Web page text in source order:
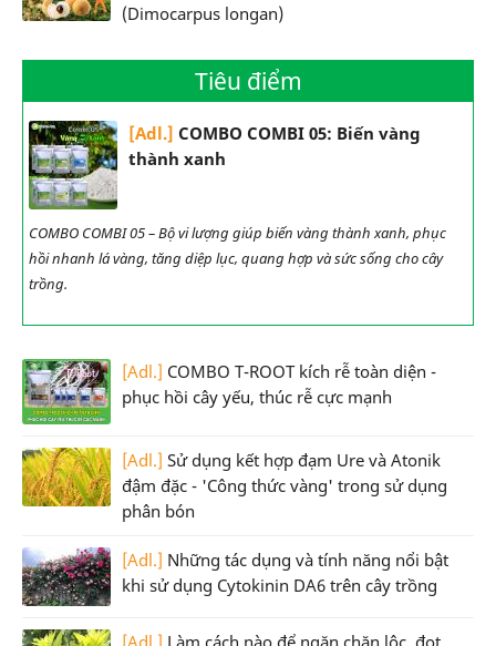
(Dimocarpus longan)
Tiêu điểm
[Adl.] COMBO COMBI 05: Biến vàng
thành xanh
COMBO COMBI 05 – Bộ vi lượng giúp biến vàng thành xanh, phục
hồi nhanh lá vàng, tăng diệp lục, quang hợp và sức sống cho cây
trồng.
[Adl.] COMBO T-ROOT kích rễ toàn diện -
phục hồi cây yếu, thúc rễ cực mạnh
[Adl.] Sử dụng kết hợp đạm Ure và Atonik
đậm đặc - 'Công thức vàng' trong sử dụng
phân bón
[Adl.] Những tác dụng và tính năng nổi bật
khi sử dụng Cytokinin DA6 trên cây trồng
[Adl.] Làm cách nào để ngăn chặn lộc, đọt